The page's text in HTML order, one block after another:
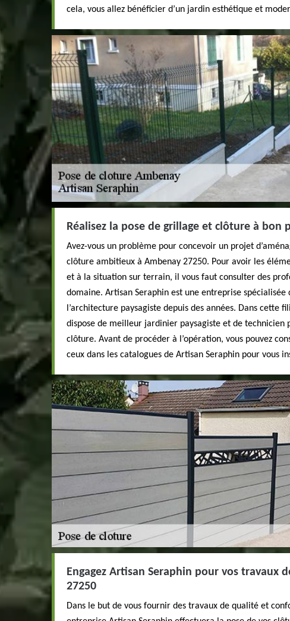
cela, vous allez bénéficier d’un jardin esthétique et
Réalisez la pose de grillage et clôture à bon
Avez-vous un problème pour concevoir un projet
clôture ambitieux à Ambenay 27250. Pour avoir les
et à la situation sur terrain, il vous faut consulter des
domaine. Artisan Seraphin est une entreprise spécialisée
l’architecture paysagiste depuis des années. Dans cette
dispose de meilleur jardinier paysagiste et de technicien
clôture. Avant de procéder à l’opération, vous pouvez
ceux dans les catalogues de Artisan Seraphin pour vous
Engagez Artisan Seraphin pour vos travaux
27250
Dans le but de vous fournir des travaux de qualité et